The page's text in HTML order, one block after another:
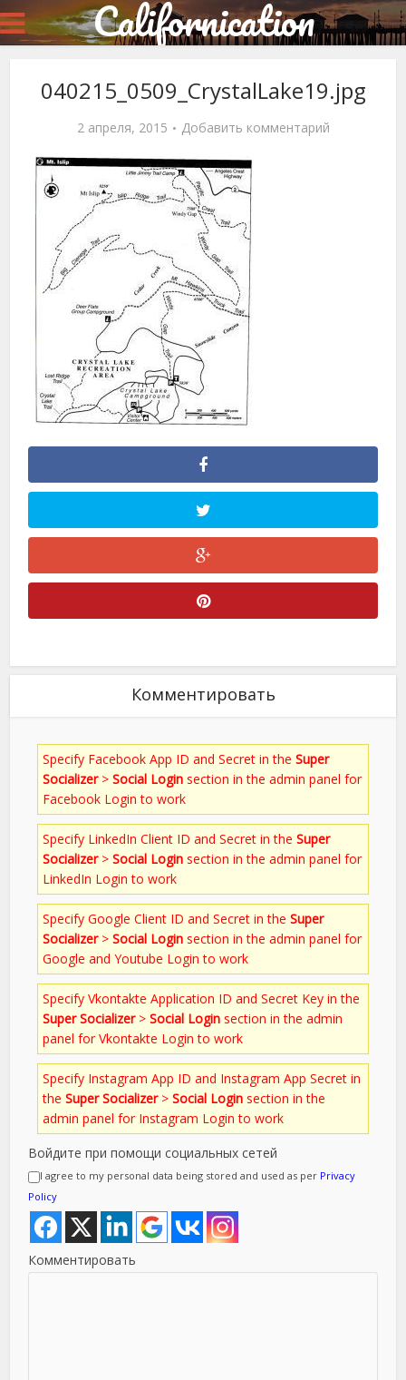
Californication
040215_0509_CrystalLake19.jpg
2 апреля, 2015 Добавить комментарий
Комментировать
Specify Facebook App ID and Secret in theSuper
Socializer>Social Login section in the admin panel for
Facebook Login to work
Specify LinkedIn Client ID and Secret in theSuper
Socializer>Social Login section in the admin panel for
LinkedIn Login to work
Specify Google Client ID and Secret in theSuper
Socializer>Social Login section in the admin panel for
Google and Youtube Login to work
Specify Vkontakte Application ID and Secret Key in the
Super Socializer>Social Login section in the admin
panel for Vkontakte Login to work
Specify Instagram App ID and Instagram App Secret in
theSuper Socializer>Social Login section in the
admin panel for Instagram Login to work
Войдите при помощи социальных сетей
I agree to my personal data being stored and used as per Privacy
Policy
Комментировать